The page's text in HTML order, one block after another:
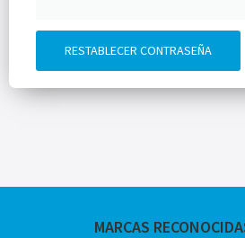
RESTABLECER CONTRASEÑA
MARCAS